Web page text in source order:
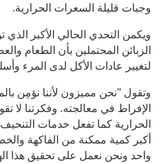
وجبات قليلة السعرات الحرارية.
ويكمن التحدي الحالي الأكبر الذي
الزبائن المحتملين بأن الطعام
لتغيير عادات الأكل لدى المرء
وتقول "نحن مميزون لأننا نؤمِن
الإفراط في معالجته. وفكرتنا لا
الحرارية كما تفعل خدمات
أكبر كمية ممكنة من الفاكهة
واحد ونحن نعمل على تحقيق هذا